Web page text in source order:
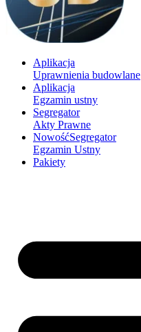
Aplikacja
Uprawnienia budowlane
Aplikacja
Egzamin ustny
Segregator
Akty Prawne
NowośćSegregator
Egzamin Ustny
Pakiety